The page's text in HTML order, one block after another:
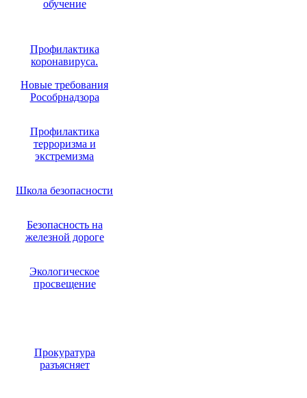
обучение
Профилактика
коронавируса.
Новые требования
Рособрнадзора
Профилактика
терроризма и
экстремизма
Школа безопасности
Безопасность на
железной дороге
Экологическое
просвещение
Прокуратура
разъясняет